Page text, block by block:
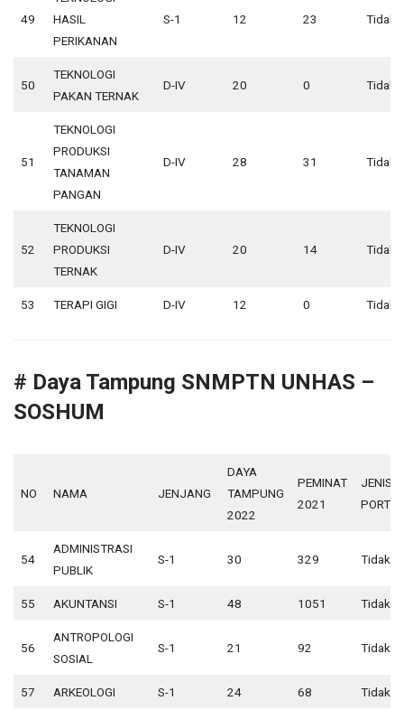
49
HASIL
PERIKANAN
S-1 12 23 Tidak
50
TEKNOLOGI
PAKAN TERNAK
D-IV 20 0 Tidak
51
TEKNOLOGI
PRODUKSI
TANAMAN
PANGAN
D-IV 28 31 Tidak
52
TEKNOLOGI
PRODUKSI
TERNAK
D-IV 20 14 Tidak
53 TERAPI GIGI D-IV 12 0 Tidak
# Daya Tampung SNMPTN UNHAS –
SOSHUM
NO NAMA JENJANG
DAYA
TAMPUNG
2022
PEMINAT
2021
JENIS
54
ADMINISTRASI
PUBLIK
S-1 30 329 Tidak
55 AKUNTANSI S-1 48 1051 Tidak
56
ANTROPOLOGI
SOSIAL
S-1 21 92 Tidak
57 ARKEOLOGI S-1 24 68 Tidak